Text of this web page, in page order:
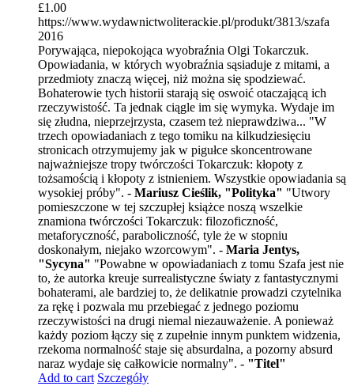
£1.00
https://www.wydawnictwoliterackie.pl/produkt/3813/szafa
2016
Porywająca, niepokojąca wyobraźnia Olgi Tokarczuk.
Opowiadania, w których wyobraźnia sąsiaduje z mitami, a
przedmioty znaczą więcej, niż można się spodziewać.
Bohaterowie tych historii starają się oswoić otaczającą ich
rzeczywistość. Ta jednak ciągle im się wymyka. Wydaje im
się złudna, nieprzejrzysta, czasem też nieprawdziwa... "W
trzech opowiadaniach z tego tomiku na kilkudziesięciu
stronicach otrzymujemy jak w pigułce skoncentrowane
najważniejsze tropy twórczości Tokarczuk: kłopoty z
tożsamością i kłopoty z istnieniem. Wszystkie opowiadania są
wysokiej próby". - Mariusz Cieślik, "Polityka" "Utwory
pomieszczone w tej szczupłej książce noszą wszelkie
znamiona twórczości Tokarczuk: filozoficzność,
metaforyczność, paraboliczność, tyle że w stopniu
doskonałym, niejako wzorcowym". - Maria Jentys,
"Sycyna" "Powabne w opowiadaniach z tomu Szafa jest nie
to, że autorka kreuje surrealistyczne światy z fantastycznymi
bohaterami, ale bardziej to, że delikatnie prowadzi czytelnika
za rękę i pozwala mu przebiegać z jednego poziomu
rzeczywistości na drugi niemal niezauważenie. A ponieważ
każdy poziom łączy się z zupełnie innym punktem widzenia,
rzekoma normalność staje się absurdalna, a pozorny absurd
naraz wydaje się całkowicie normalny". - "Titel"
Add to cart Szczegóły